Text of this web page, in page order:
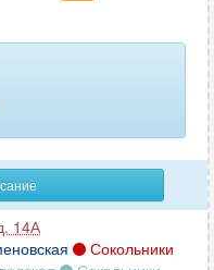
14А
Сокольники